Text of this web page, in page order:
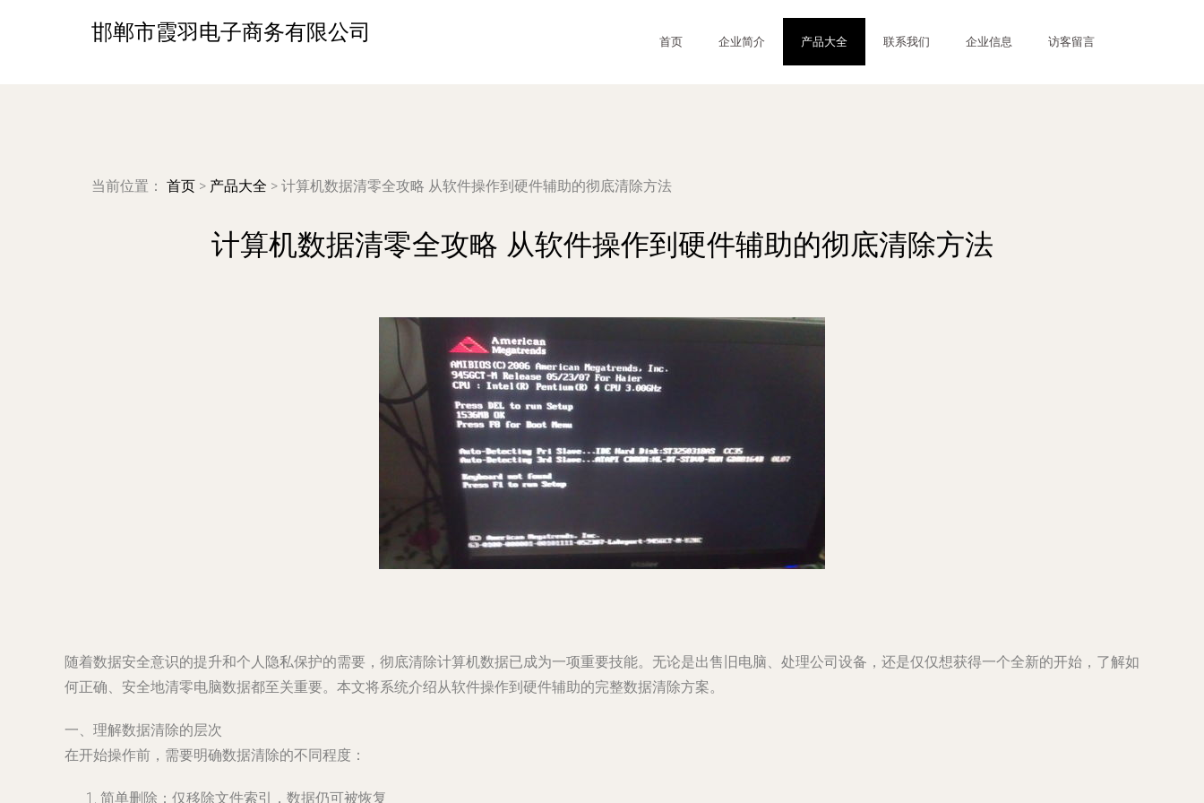
邯郸市霞羽电子商务有限公司 首页 企业简介 产品大全 联系我们 企业信息 访客留言
当前位置： 首页 > 产品大全 > 计算机数据清零全攻略 从软件操作到硬件辅助的彻底清除方法
计算机数据清零全攻略 从软件操作到硬件辅助的彻底清除方法
随着数据安全意识的提升和个人隐私保护的需要，彻底清除计算机数据已成为一项重要技能。无论是出售旧电脑、处理公司设备，还是仅仅想获得一个全新的开始，了解如
何正确、安全地清零电脑数据都至关重要。本文将系统介绍从软件操作到硬件辅助的完整数据清除方案。
一、理解数据清除的层次
在开始操作前，需要明确数据清除的不同程度：
简单删除：仅移除文件索引，数据仍可被恢复